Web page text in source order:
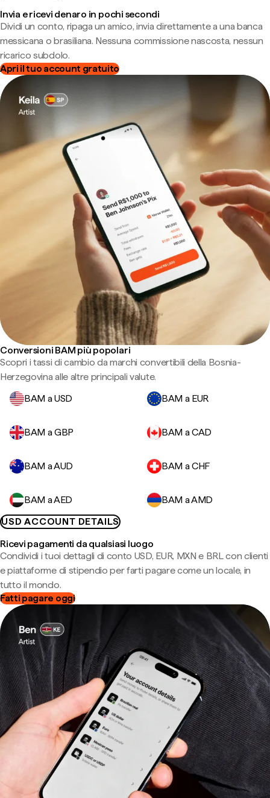
Invia e ricevi denaro in pochi secondi
Dividi un conto, ripaga un amico, invia direttamente a una banca
messicana o brasiliana. Nessuna commissione nascosta, nessun
ricarico subdolo.
Apri il tuo account gratuito
Conversioni BAM più popolari
Scopri i tassi di cambio da marchi convertibili della Bosnia-
Herzegovina alle altre principali valute.
BAM a USD
BAM a EUR
BAM a GBP BAM a CAD
BAM a AUD BAM a CHF
BAM a AED
BAM a AMD
USD ACCOUNT DETAILS
Ricevi pagamenti da qualsiasi luogo
Condividi i tuoi dettagli di conto USD, EUR, MXN e BRL con clienti
e piattaforme di stipendio per farti pagare come un locale, in
tutto il mondo.
Fatti pagare oggi